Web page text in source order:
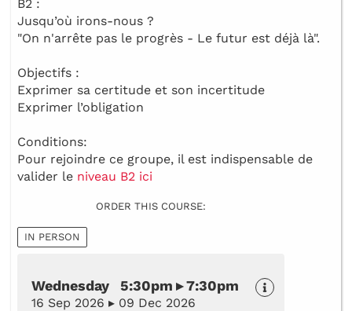
B2 :
Jusqu’où irons-nous ?
"On n'arrête pas le progrès - Le futur est déjà là".
Objectifs :
Exprimer sa certitude et son incertitude
Exprimer l’obligation
Conditions:
Pour rejoindre ce groupe, il est indispensable de
valider le niveau B2 ici
ORDER THIS COURSE:
IN PERSON
Wednesday 5:30pm ▸ 7:30pm
16 Sep 2026 ▸ 09 Dec 2026